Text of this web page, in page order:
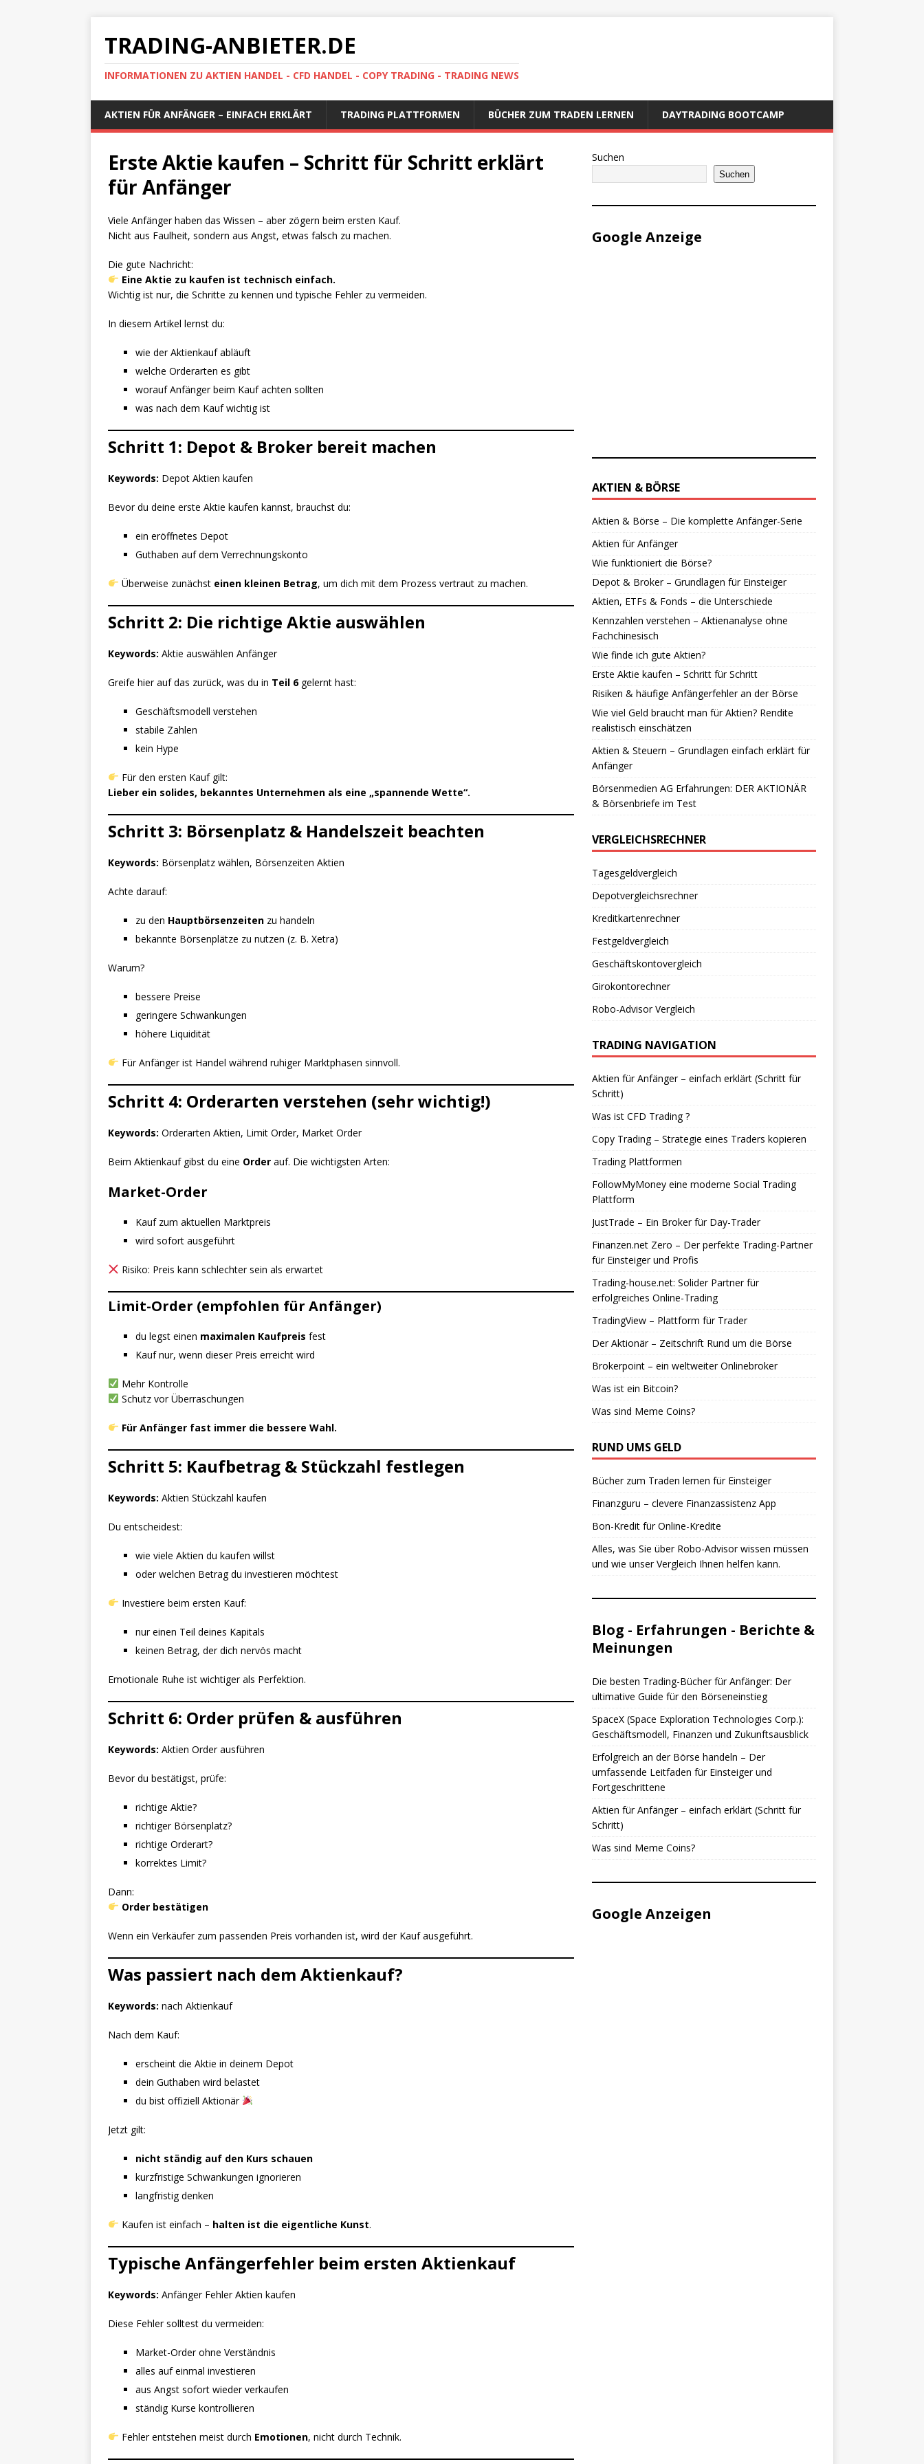
TRADING-ANBIETER.DE
INFORMATIONEN ZU AKTIEN HANDEL - CFD HANDEL - COPY TRADING - TRADING NEWS
AKTIEN FÜR ANFÄNGER – EINFACH ERKLÄRT TRADING PLATTFORMEN BÜCHER ZUM TRADEN LERNEN DAYTRADING BOOTCAMP
Erste Aktie kaufen – Schritt für Schritt erklärt
für Anfänger
Viele Anfänger haben das Wissen – aber zögern beim ersten Kauf.
Nicht aus Faulheit, sondern aus Angst, etwas falsch zu machen.
Die gute Nachricht:
Eine Aktie zu kaufen ist technisch einfach.
Wichtig ist nur, die Schritte zu kennen und typische Fehler zu vermeiden.
In diesem Artikel lernst du:
wie der Aktienkauf abläuft
welche Orderarten es gibt
worauf Anfänger beim Kauf achten sollten
was nach dem Kauf wichtig ist
Schritt 1: Depot & Broker bereit machen
Keywords: Depot Aktien kaufen
Bevor du deine erste Aktie kaufen kannst, brauchst du:
ein eröffnetes Depot
Guthaben auf dem Verrechnungskonto
Überweise zunächst einen kleinen Betrag, um dich mit dem Prozess vertraut zu machen.
Schritt 2: Die richtige Aktie auswählen
Keywords: Aktie auswählen Anfänger
Greife hier auf das zurück, was du in Teil 6gelernt hast:
Geschäftsmodell verstehen
stabile Zahlen
kein Hype
Für den ersten Kauf gilt:
Lieber ein solides, bekanntes Unternehmen als eine „spannende Wette“.
Schritt 3: Börsenplatz & Handelszeit beachten
Keywords: Börsenplatz wählen, Börsenzeiten Aktien
Achte darauf:
zu den Hauptbörsenzeiten zu handeln
bekannte Börsenplätze zu nutzen (z. B. Xetra)
Warum?
bessere Preise
geringere Schwankungen
höhere Liquidität
Für Anfänger ist Handel während ruhiger Marktphasen sinnvoll.
Schritt 4: Orderarten verstehen (sehr wichtig!)
Keywords: Orderarten Aktien, Limit Order, Market Order
Beim Aktienkauf gibst du eine Order auf. Die wichtigsten Arten:
Market-Order
Kauf zum aktuellen Marktpreis
wird sofort ausgeführt
Risiko: Preis kann schlechter sein als erwartet
Limit-Order (empfohlen für Anfänger)
du legst einen maximalen Kaufpreis fest
Kauf nur, wenn dieser Preis erreicht wird
Mehr Kontrolle
Schutz vor Überraschungen
Für Anfänger fast immer die bessere Wahl.
Schritt 5: Kaufbetrag & Stückzahl festlegen
Keywords: Aktien Stückzahl kaufen
Du entscheidest:
wie viele Aktien du kaufen willst
oder welchen Betrag du investieren möchtest
Investiere beim ersten Kauf:
nur einen Teil deines Kapitals
keinen Betrag, der dich nervös macht
Emotionale Ruhe ist wichtiger als Perfektion.
Schritt 6: Order prüfen & ausführen
Keywords: Aktien Order ausführen
Bevor du bestätigst, prüfe:
richtige Aktie?
richtiger Börsenplatz?
richtige Orderart?
korrektes Limit?
Dann:
Order bestätigen
Wenn ein Verkäufer zum passenden Preis vorhanden ist, wird der Kauf ausgeführt.
Was passiert nach dem Aktienkauf?
Keywords: nach Aktienkauf
Nach dem Kauf:
erscheint die Aktie in deinem Depot
dein Guthaben wird belastet
du bist offiziell Aktionär
Jetzt gilt:
nicht ständig auf den Kurs schauen
kurzfristige Schwankungen ignorieren
langfristig denken
Kaufen ist einfach – halten ist die eigentliche Kunst.
Typische Anfängerfehler beim ersten Aktienkauf
Keywords: Anfänger Fehler Aktien kaufen
Diese Fehler solltest du vermeiden:
Market-Order ohne Verständnis
alles auf einmal investieren
aus Angst sofort wieder verkaufen
ständig Kurse kontrollieren
Fehler entstehen meist durch Emotionen, nicht durch Technik.
Suchen
Suchen
Google Anzeige
AKTIEN & BÖRSE
Aktien & Börse – Die komplette Anfänger-Serie
Aktien für Anfänger
Wie funktioniert die Börse?
Depot & Broker – Grundlagen für Einsteiger
Aktien, ETFs & Fonds – die Unterschiede
Kennzahlen verstehen – Aktienanalyse ohne
Fachchinesisch
Wie finde ich gute Aktien?
Erste Aktie kaufen – Schritt für Schritt
Risiken & häufige Anfängerfehler an der Börse
Wie viel Geld braucht man für Aktien? Rendite
realistisch einschätzen
Aktien & Steuern – Grundlagen einfach erklärt für
Anfänger
Börsenmedien AG Erfahrungen: DER AKTIONÄR
& Börsenbriefe im Test
VERGLEICHSRECHNER
Tagesgeldvergleich
Depotvergleichsrechner
Kreditkartenrechner
Festgeldvergleich
Geschäftskontovergleich
Girokontorechner
Robo-Advisor Vergleich
TRADING NAVIGATION
Aktien für Anfänger – einfach erklärt (Schritt für
Schritt)
Was ist CFD Trading ?
Copy Trading – Strategie eines Traders kopieren
Trading Plattformen
FollowMyMoney eine moderne Social Trading
Plattform
JustTrade – Ein Broker für Day-Trader
Finanzen.net Zero – Der perfekte Trading-Partner
für Einsteiger und Profis
Trading-house.net: Solider Partner für
erfolgreiches Online-Trading
TradingView – Plattform für Trader
Der Aktionär – Zeitschrift Rund um die Börse
Brokerpoint – ein weltweiter Onlinebroker
Was ist ein Bitcoin?
Was sind Meme Coins?
RUND UMS GELD
Bücher zum Traden lernen für Einsteiger
Finanzguru – clevere Finanzassistenz App
Bon-Kredit für Online-Kredite
Alles, was Sie über Robo-Advisor wissen müssen
und wie unser Vergleich Ihnen helfen kann.
Blog - Erfahrungen - Berichte &
Meinungen
Die besten Trading-Bücher für Anfänger: Der
ultimative Guide für den Börseneinstieg
SpaceX (Space Exploration Technologies Corp.):
Geschäftsmodell, Finanzen und Zukunftsausblick
Erfolgreich an der Börse handeln – Der
umfassende Leitfaden für Einsteiger und
Fortgeschrittene
Aktien für Anfänger – einfach erklärt (Schritt für
Schritt)
Was sind Meme Coins?
Google Anzeigen